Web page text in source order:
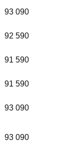
93 090
92 590
91 590
91 590
93 090
93 090